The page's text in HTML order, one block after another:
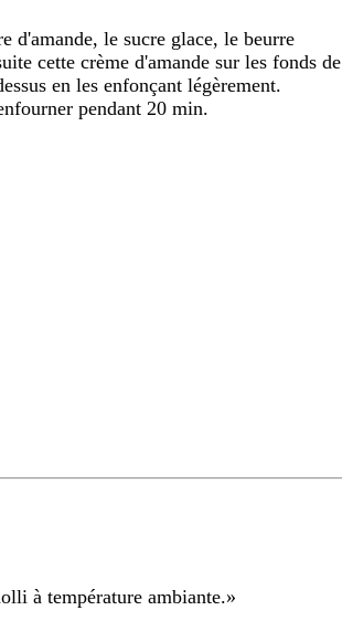
d'amande, le sucre glace, le beurre
cette crème d'amande sur les fonds de
en les enfonçant légèrement.
pendant 20 min.
à température ambiante.»